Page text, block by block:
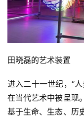
田晓磊的艺术装置
进入二十一世纪，“
在当代艺术中被呈现
基于生命、生态、历